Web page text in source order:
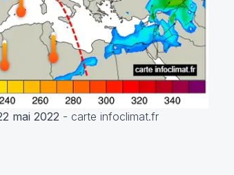
mai 2022 - carte infoclimat.fr